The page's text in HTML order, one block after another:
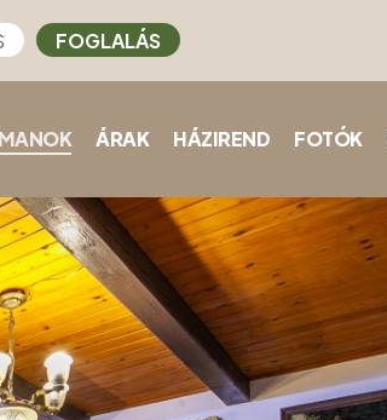
FOGLALÁS
ÁRAK HÁZIREND FOTÓK